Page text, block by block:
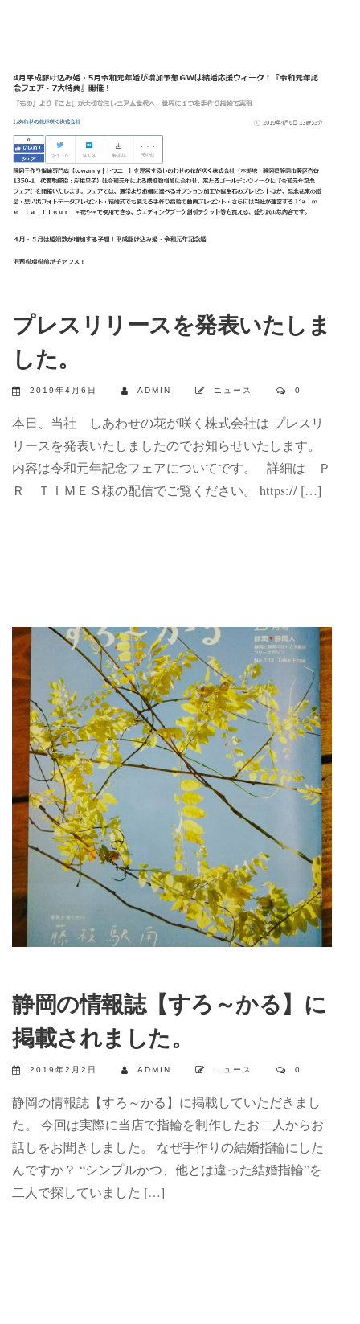
プレスリリースを発表いたしま
した。
2019年4月6日 ADMIN ニュース 0
本日、当社 しあわせの花が咲く株式会社は プレスリ
リースを発表いたしましたのでお知らせいたします。
内容は令和元年記念フェアについてです。 詳細は Ｐ
Ｒ ＴＩＭＥＳ様の配信でご覧ください。 https:// […]
静岡の情報誌【すろ～かる】に
掲載されました。
2019年2月2日 ADMIN ニュース 0
静岡の情報誌【すろ～かる】に掲載していただきまし
た。 今回は実際に当店で指輪を制作したお二人からお
話しをお聞きしました。 なぜ手作りの結婚指輪にした
んですか？ “シンプルかつ、他とは違った結婚指輪”を
二人で探していました […]